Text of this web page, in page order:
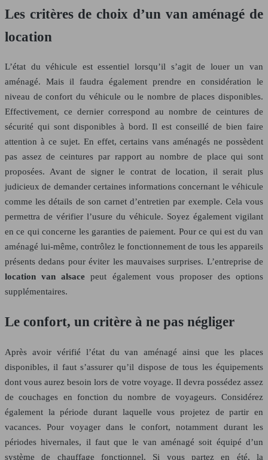
Les critères de choix d’un van aménagé de
location
L’état du véhicule est essentiel lorsqu’il s’agit de louer un van
aménagé. Mais il faudra également prendre en considération le
niveau de confort du véhicule ou le nombre de places disponibles.
Effectivement, ce dernier correspond au nombre de ceintures de
sécurité qui sont disponibles à bord. Il est conseillé de bien faire
attention à ce sujet. En effet, certains vans aménagés ne possèdent
pas assez de ceintures par rapport au nombre de place qui sont
proposées. Avant de signer le contrat de location, il serait plus
judicieux de demander certaines informations concernant le véhicule
comme les détails de son carnet d’entretien par exemple. Cela vous
permettra de vérifier l’usure du véhicule. Soyez également vigilant
en ce qui concerne les garanties de paiement. Pour ce qui est du van
aménagé lui-même, contrôlez le fonctionnement de tous les appareils
présents dedans pour éviter les mauvaises surprises. L’entreprise de
location van alsace peut également vous proposer des options
supplémentaires.
Le confort, un critère à ne pas négliger
Après avoir vérifié l’état du van aménagé ainsi que les places
disponibles, il faut s’assurer qu’il dispose de tous les équipements
dont vous aurez besoin lors de votre voyage. Il devra possédez assez
de couchages en fonction du nombre de voyageurs. Considérez
également la période durant laquelle vous projetez de partir en
vacances. Pour voyager dans le confort, notamment durant les
périodes hivernales, il faut que le van aménagé soit équipé d’un
système de chauffage fonctionnel. Si vous partez en été, la